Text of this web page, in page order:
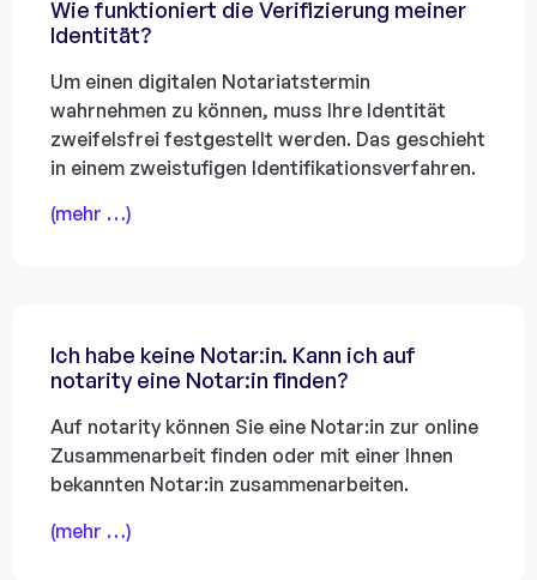
Wie funktioniert die Verifizierung meiner
Identität?
Um einen digitalen Notariatstermin
wahrnehmen zu können, muss Ihre Identität
zweifelsfrei festgestellt werden. Das geschieht
in einem zweistufigen Identifikationsverfahren.
(mehr …)
Ich habe keine Notar:in. Kann ich auf
notarity eine Notar:in finden?
Auf notarity können Sie eine Notar:in zur online
Zusammenarbeit finden oder mit einer Ihnen
bekannten Notar:in zusammenarbeiten.
(mehr …)